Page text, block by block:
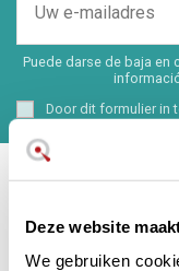
Deze website
We gebruiken
Puede darse de baja en
Door dit formulier in
Hoi! Chat